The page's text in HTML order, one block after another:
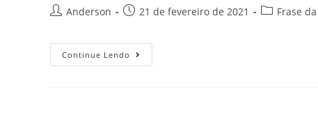
Anderson 21 de fevereiro de 2021 Frase
Continue Lendo